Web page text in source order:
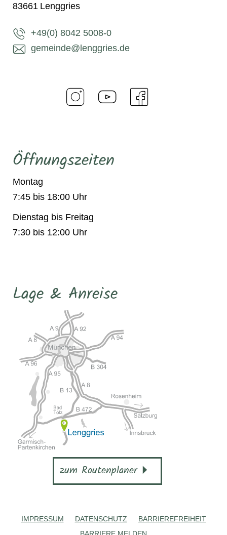
83661 Lenggries
+49(0) 8042 5008-0
gemeinde@lenggries.de
Öffnungszeiten
Montag
7:45 bis 18:00 Uhr
Dienstag bis Freitag
7:30 bis 12:00 Uhr
Lage & Anreise
zum Routenplaner
IMPRESSUM DATENSCHUTZ
BARRIEREFREIHEIT
BARRIERE MELDEN